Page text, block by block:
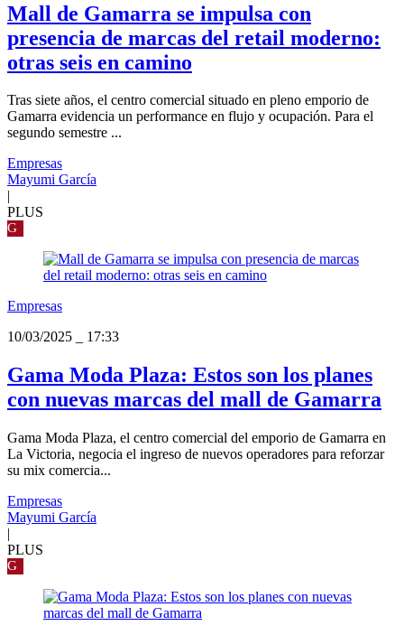
Mall de Gamarra se impulsa con
presencia de marcas del retail moderno:
otras seis en camino
Tras siete años, el centro comercial situado en pleno emporio de
Gamarra evidencia un performance en flujo y ocupación. Para el
segundo semestre ...
Empresas
Mayumi García
PLUS
G
Empresas
10/03/2025
17:33
Gama Moda Plaza: Estos son los planes
con nuevas marcas del mall de Gamarra
Gama Moda Plaza, el centro comercial del emporio de Gamarra en
La Victoria, negocia el ingreso de nuevos operadores para reforzar
su mix comercia...
Empresas
Mayumi García
|
PLUS
G